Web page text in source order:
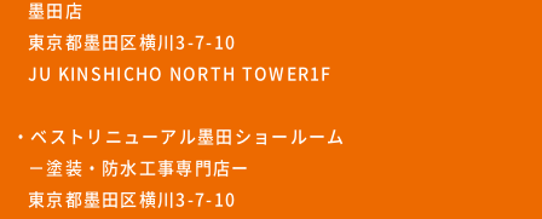
墨田店
東京都墨田区横川3-7-10
JU KINSHICHO NORTH TOWER1F
・ベストリニューアル墨田ショールーム
－塗装・防水工事専門店ー
東京都墨田区横川3-7-10